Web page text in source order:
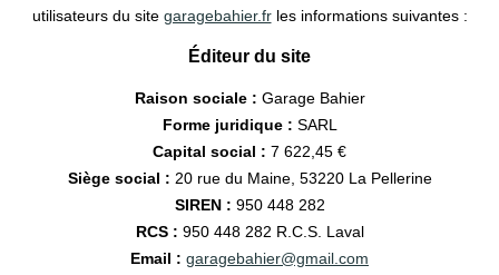
utilisateurs du site garagebahier.frles informations suivantes :
Éditeur du site
Raison sociale : Garage Bahier
Forme juridique : SARL
Capital social : 7 622,45 €
Siège social : 20 rue du Maine, 53220 La Pellerine
SIREN : 950 448 282
RCS : 950 448 282 R.C.S. Laval
Email : garagebahier@gmail.com